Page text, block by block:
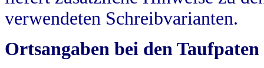
verwendeten Schreibvarianten.
Ortsangaben bei den Taufpaten